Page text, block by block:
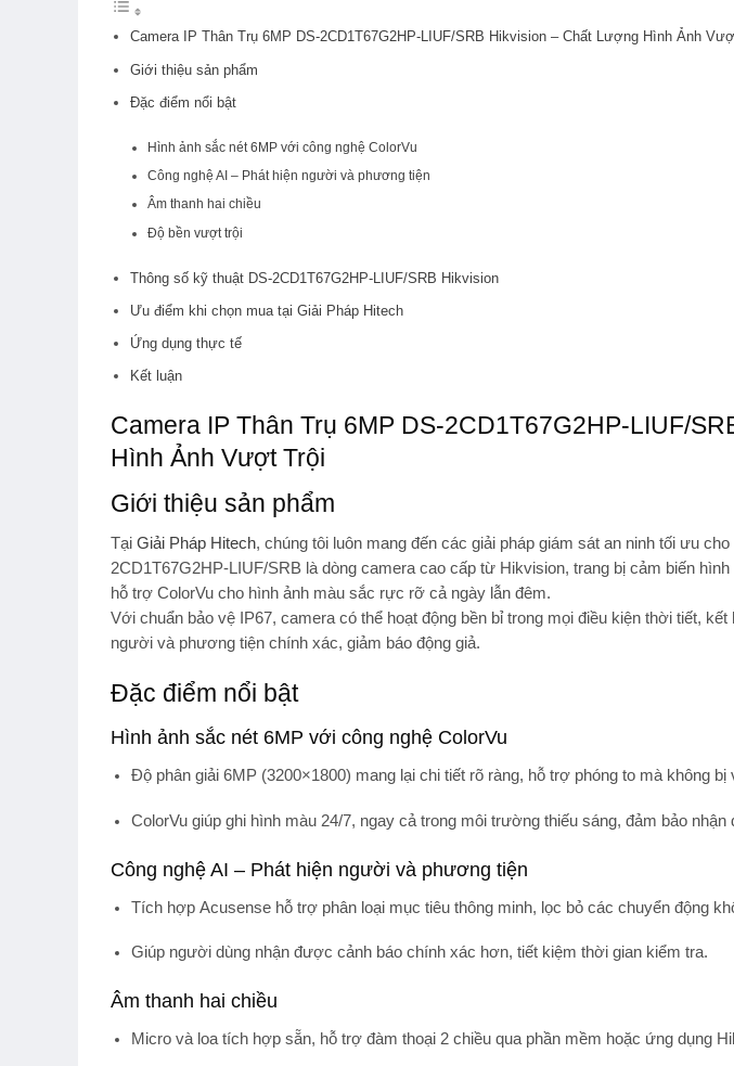
Camera IP Thân Trụ 6MP DS-2CD1T67G2HP-LIUF/SRB Hikvision – Chất Lượng Hình Ảnh
Giới thiệu sản phẩm
Đặc điểm nổi bật
Hình ảnh sắc nét 6MP với công nghệ ColorVu
Công nghệ AI – Phát hiện người và phương tiện
Âm thanh hai chiều
Độ bền vượt trội
Thông số kỹ thuật DS-2CD1T67G2HP-LIUF/SRB Hikvision
Ưu điểm khi chọn mua tại Giải Pháp Hitech
Ứng dụng thực tế
Kết luận
Camera IP Thân Trụ 6MP DS-2CD1T67G2HP-LIUF/
Hình Ảnh Vượt Trội
Giới thiệu sản phẩm
Tại Giải Pháp Hitech, chúng tôi luôn mang đến các giải pháp giám sát an ninh tối ưu cho
2CD1T67G2HP-LIUF/SRB là dòng camera cao cấp từ Hikvision, trang bị cảm biến
hỗ trợ ColorVu cho hình ảnh màu sắc rực rỡ cả ngày lẫn đêm.
Với chuẩn bảo vệ IP67, camera có thể hoạt động bền bỉ trong mọi điều kiện thời tiết,
người và phương tiện chính xác, giảm báo động giả.
Đặc điểm nổi bật
Hình ảnh sắc nét 6MP với công nghệ ColorVu
Độ phân giải 6MP (3200×1800) mang lại chi tiết rõ ràng, hỗ trợ phóng to mà không bị
ColorVugiúp ghi hình màu 24/7, ngay cả trong môi trường thiếu sáng, đảm bảo nhận
Công nghệ AI – Phát hiện người và phương tiện
Tích hợp Acusensehỗ trợ phân loại mục tiêu thông minh, lọc bỏ các chuyển động
Giúp người dùng nhận được cảnh báo chính xác hơn, tiết kiệm thời gian kiểm tra.
Âm thanh hai chiều
Micro và loa tích hợp sẵn, hỗ trợ đàm thoại 2 chiềuqua phần mềm hoặc ứng dụng